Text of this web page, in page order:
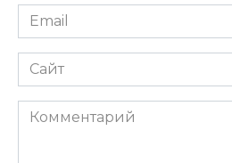
Email
*
Сайт
Комментарий